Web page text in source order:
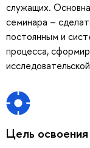
служащих.
семинара –
постоянным и
процесса,
Цель